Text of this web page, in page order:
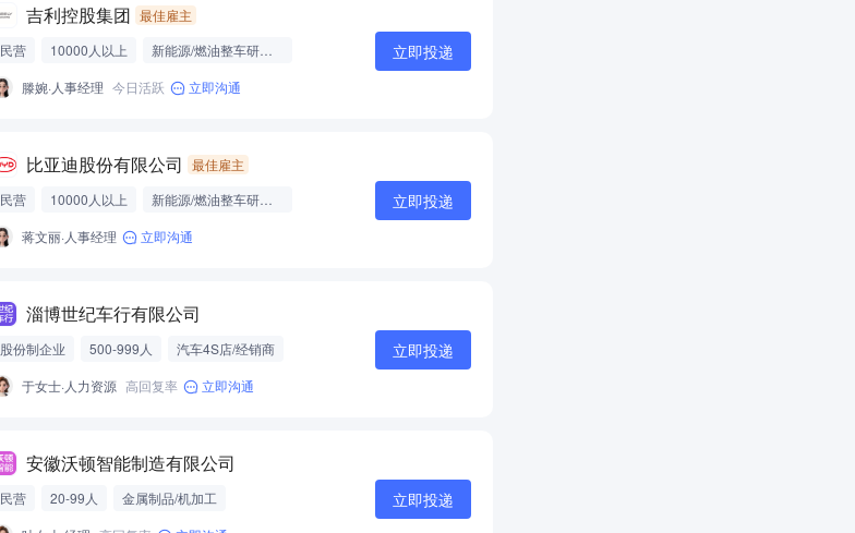
吉利控股集团 最佳雇主
民营
10000人以上
新能源/燃油整车研发制造
滕婉·人事经理 今日活跃 立即沟通
立即投递
比亚迪股份有限公司 最佳雇主
民营
10000人以上
新能源/燃油整车研发制造
蒋文丽·人事经理
立即沟通
立即投递
淄博世纪车行有限公司
股份制企业 500-999人
汽车4S店/经销商
于女士·人力资源 高回复率 立即沟通
立即投递
安徽沃顿智能制造有限公司
民营 20-99人
金属制品/机加工
立即投递